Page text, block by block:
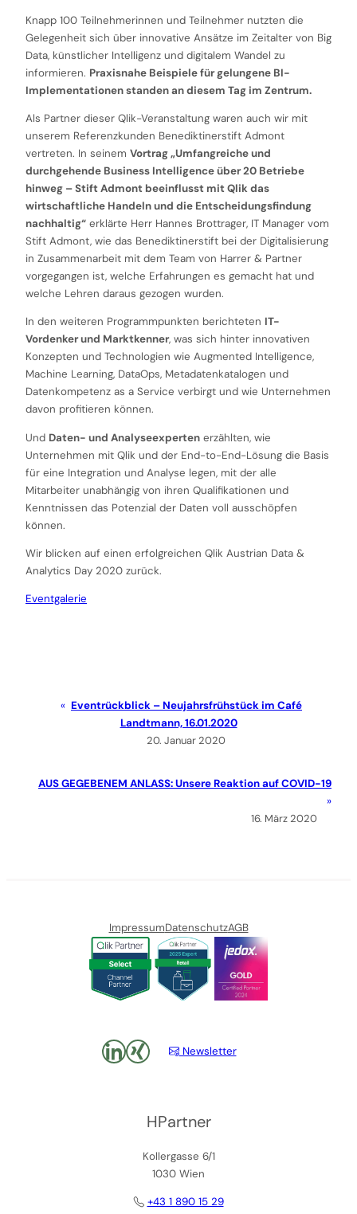
Knapp 100 Teilnehmerinnen und Teilnehmer nutzten die
Gelegenheit sich über innovative Ansätze im Zeitalter von Big
Data, künstlicher Intelligenz und digitalem Wandel zu
informieren. Praxisnahe Beispiele für gelungene BI-
Implementationen standen an diesem Tag im Zentrum.
Als Partner dieser Qlik-Veranstaltung waren auch wir mit
unserem Referenzkunden Benediktinerstift Admont
vertreten. In seinem Vortrag „Umfangreiche und
durchgehende Business Intelligence über 20 Betriebe
hinweg – Stift Admont beeinflusst mit Qlik das
wirtschaftliche Handeln und die Entscheidungsfindung
nachhaltig“ erklärte Herr Hannes Brottrager, IT Manager vom
Stift Admont, wie das Benediktinerstift bei der Digitalisierung
in Zusammenarbeit mit dem Team von Harrer & Partner
vorgegangen ist, welche Erfahrungen es gemacht hat und
welche Lehren daraus gezogen wurden.
In den weiteren Programmpunkten berichteten IT-
Vordenker und Marktkenner, was sich hinter innovativen
Konzepten und Technologien wie Augmented Intelligence,
Machine Learning, DataOps, Metadatenkatalogen und
Datenkompetenz as a Service verbirgt und wie Unternehmen
davon profitieren können.
Und Daten- und Analyseexperten erzählten, wie
Unternehmen mit Qlik und der End-to-End-Lösung die Basis
für eine Integration und Analyse legen, mit der alle
Mitarbeiter unabhängig von ihren Qualifikationen und
Kenntnissen das Potenzial der Daten voll ausschöpfen
können.
Wir blicken auf einen erfolgreichen Qlik Austrian Data &
Analytics Day 2020 zurück.
Eventgalerie
Eventrückblick – Neujahrsfrühstück im Café
Landtmann, 16.01.2020
20. Januar 2020
AUS GEGEBENEM ANLASS: Unsere Reaktion auf COVID-19
16. März 2020
HPartner
Kollergasse 6/1
1030 Wien
+43 1 890 15 29
ImpressumDatenschutzAGB
LinkedIn xing Newsletter